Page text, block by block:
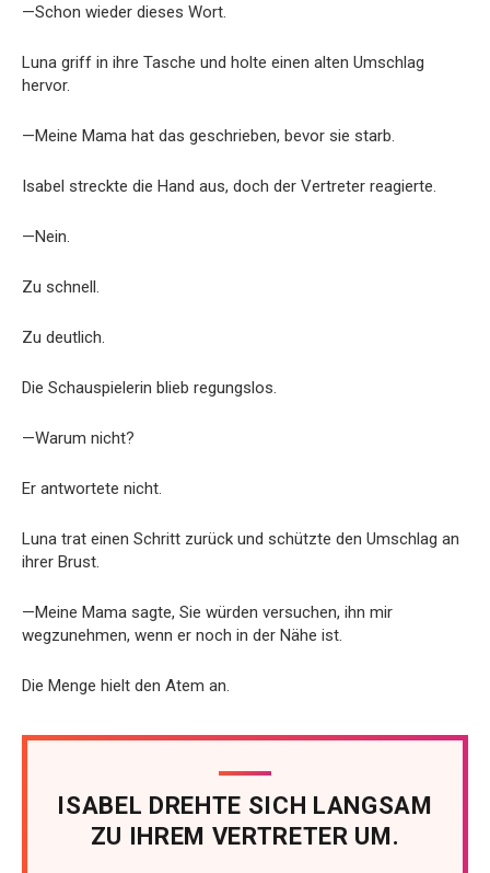
—Schon wieder dieses Wort.
Luna griff in ihre Tasche und holte einen alten Umschlag
hervor.
—Meine Mama hat das geschrieben, bevor sie starb.
Isabel streckte die Hand aus, doch der Vertreter reagierte.
—Nein.
Zu schnell.
Zu deutlich.
Die Schauspielerin blieb regungslos.
—Warum nicht?
Er antwortete nicht.
Luna trat einen Schritt zurück und schützte den Umschlag an
ihrer Brust.
—Meine Mama sagte, Sie würden versuchen, ihn mir
wegzunehmen, wenn er noch in der Nähe ist.
Die Menge hielt den Atem an.
ISABEL DREHTE SICH LANGSAM
ZU IHREM VERTRETER UM.